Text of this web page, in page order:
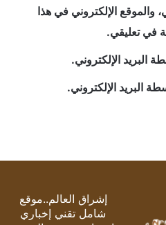
والموقع الإلكتروني في هذا
في تعليقي.
البريد الإلكتروني.
البريد الإلكتروني.
إشراق العالم..موقع
شامل تقني إخباري